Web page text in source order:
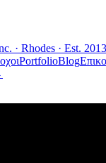
· Rhodes · Est. 2013
PortfolioBlog